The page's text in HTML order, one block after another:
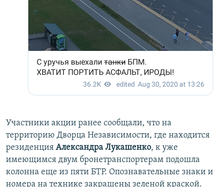
Участники акции ранее сообщали, что на
территорию Дворца Независимости, где находится
резиденция Александра Лукашенко, к уже
имеющимся двум бронетранспортерам подошла
колонна еще из пяти БТР. Опознавательные знаки и
номера на технике закрашены зеленой краской.